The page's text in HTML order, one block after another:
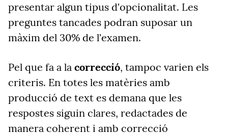
presentar algun tipus d'opcionalitat. Les
preguntes tancades podran suposar un
màxim del 30% de l'examen.
Pel que fa a la correcció, tampoc varien els
criteris. En totes les matèries amb
producció de text es demana que les
respostes siguin clares, redactades de
manera coherent i amb correcció